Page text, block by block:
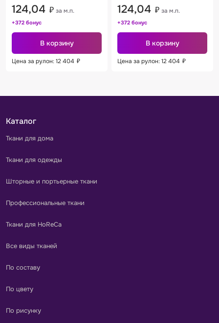
124,04 ₽ за м.п.
+372 бонус
В корзину
Цена за рулон: 12 404 ₽
124,04 ₽ за м.п.
+372 бонус
В корзину
Цена за рулон: 12 404 ₽
Каталог
Ткани для дома
Ткани для одежды
Шторные и портьерные ткани
Профессиональные ткани
Ткани для HoReCa
Все виды тканей
По составу
По цвету
По рисунку